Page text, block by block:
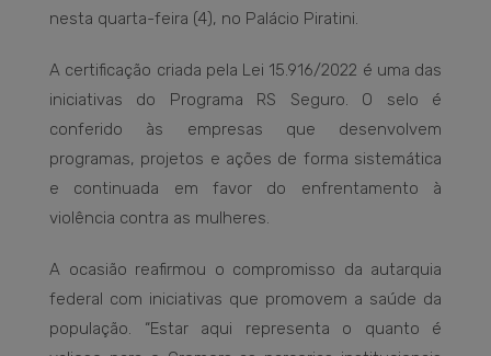
nesta quarta-feira (4), no Palácio Piratini.
A certificação criada pela Lei 15.916/2022 é uma das
iniciativas do Programa RS Seguro. O selo é
conferido às empresas que desenvolvem
programas, projetos e ações de forma sistemática
e continuada em favor do enfrentamento à
violência contra as mulheres.
A ocasião reafirmou o compromisso da autarquia
federal com iniciativas que promovem a saúde da
população. “Estar aqui representa o quanto é